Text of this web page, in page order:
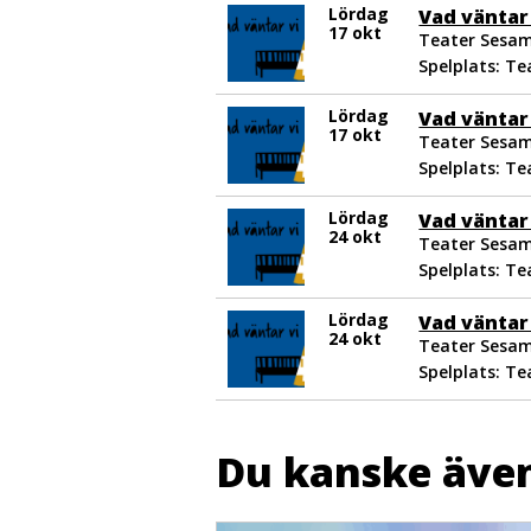
Lördag
17 okt
Vad väntar
Teater
Spelplats:
Lördag
17 okt
Vad väntar
Teater
Spelplats:
Lördag
24 okt
Vad väntar
Teater
Spelplats:
Lördag
24 okt
Vad väntar
Teater
Spelplats:
Du kanske